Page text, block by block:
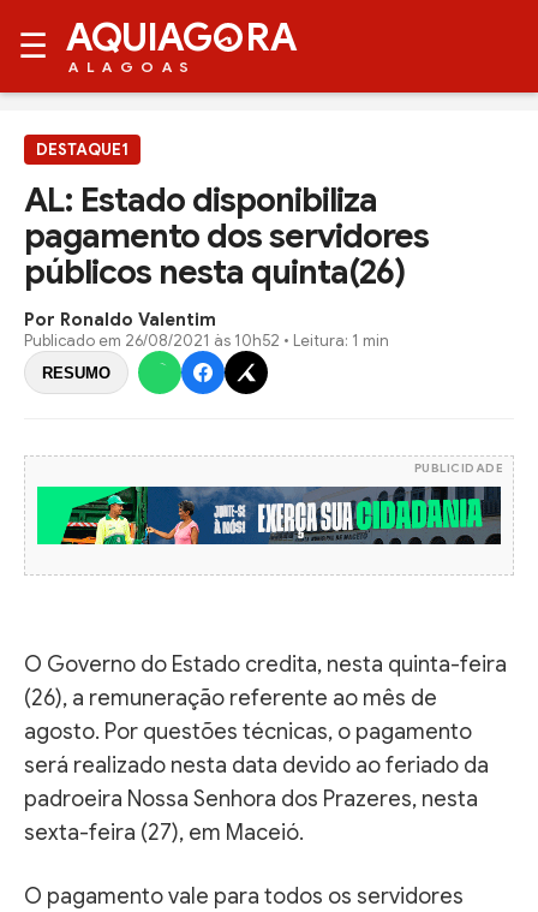
☰ AQUIAG RA
ALAGOAS
DESTAQUE1
AL: Estado disponibiliza
pagamento dos servidores
públicos nesta quinta(26)
Por Ronaldo Valentim
Publicado em 26/08/2021 às 10h52 • Leitura: 1 min
RESUMO
PUBLICIDADE
O Governo do Estado credita, nesta quinta-feira
(26), a remuneração referente ao mês de
agosto. Por questões técnicas, o pagamento
será realizado nesta data devido ao feriado da
padroeira Nossa Senhora dos Prazeres, nesta
sexta-feira (27), em Maceió.
O pagamento vale para todos os servidores